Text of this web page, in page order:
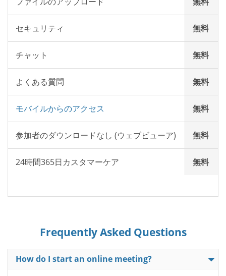
セキュリティ 無料
チャット 無料
よくある質問 無料
モバイルからのアクセス 無料
参加者のダウンロードなし (ウェブビューア) 無料
24時間365日カスタマーケア 無料
Frequently Asked Questions
How do I start an online meeting?